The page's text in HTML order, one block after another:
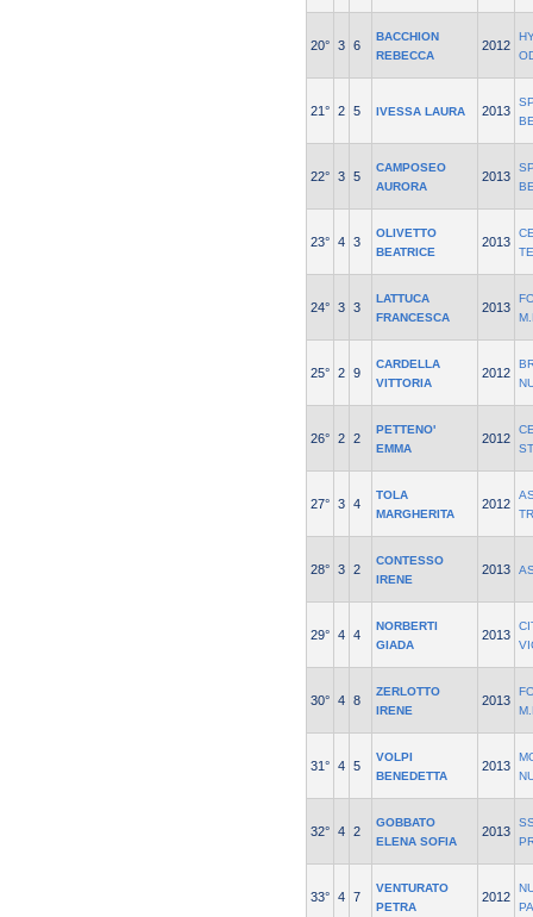
20° 3 6
BACCHION
REBECCA
2012
21° 2 5 IVESSA LAURA 2013
22° 3 5
CAMPOSEO
AURORA
2013
23° 4 3
OLIVETTO
BEATRICE
2013
24° 3 3
LATTUCA
FRANCESCA
2013
25° 2 9
CARDELLA
VITTORIA
2012
26° 2 2
PETTENO'
EMMA
2012
27° 3 4
TOLA
MARGHERITA
2012
28° 3 2
CONTESSO
IRENE
2013
29° 4 4
NORBERTI
GIADA
2013
30° 4 8
ZERLOTTO
IRENE
2013
31° 4 5
VOLPI
BENEDETTA
2013
32° 4 2
GOBBATO
ELENA SOFIA
2013
33° 4 7
VENTURATO
PETRA
2012